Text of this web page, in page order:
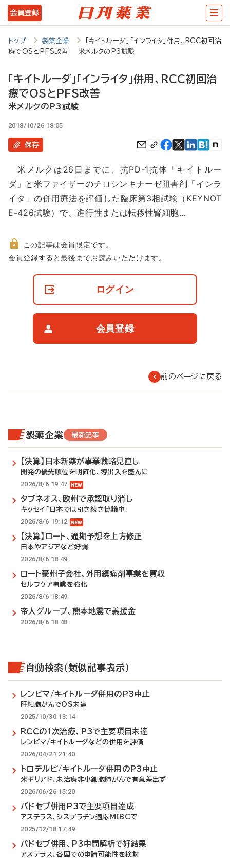
メ
イ
テ
ツ
に
会員登録
トップ 製薬企業
「キイトルーダ」「インライタ」併用、RCC初回治
療でOSとPFS改善 米メルクのP3試験
「キイトルーダ」「インライタ」併用、RCC初回治
療でOSとPFS改善
米メルクのP3試験
2018/10/26 18:05
保存
米メルクは26日までに、抗PD-1抗体「キイトルー
ダ」と米ファイザーのチロシンキナーゼ阻害剤「インラ
イタ」の併用療法を評価した臨床第3相試験（KEYNOT
E-426試験）で、進行性または転移性腎細胞…
非
この記事は会員限定です。
会員登録すると最後までお読みいただけます。
ログイン
会員登録
前のページに戻る
製薬企業 最新記事
【決算】日本新薬が事業戦略見直し
開発の優先順位を明確化、導出入を盛んに
2026/8/6 19:47
タブネオス、欧州で承認取り消し
キッセイ「日本では引き続き協議中」
2026/8/6 19:12
【決算】ロート、通期予想を上方修正
日本やアジアなど好調
2026/8/6 18:49
ロート豪州子会社、外用鎮痛剤事業を買収
セルフケア事業を強化
2026/8/6 18:49
帝人グループ、熊本地震で義援金
2026/8/6 18:48
自動検索（類似記事表示）
レンビマ/キイトルーダ併用のP3中止
肝細胞がんでOS未達
2025/10/30 13:14
RCCの1次治療、P3で主要項目未達
レンビマ/キイトルーダなどの併用を評価
2026/04/21 21:40
トロデルビ/キイトルーダ併用のP3中止
米ギリアド、未治療非小細胞肺がんで有意差出ず
2026/06/26 15:20
パドセブ併用P3で主要項目達成
アステラス、シスプラチン適応MIBCで
2025/12/18 17:49
パドセブ併用、P3中間解析で好結果
アステラス、各国での申請可能性を検討